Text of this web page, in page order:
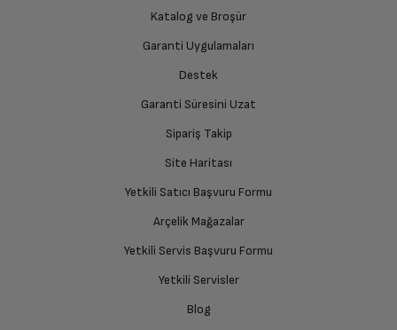
Katalog ve Broşür
Garanti Uygulamaları
Destek
Garanti Süresini Uzat
Sipariş Takip
Site Haritası
Yetkili Satıcı Başvuru Formu
Arçelik Mağazalar
Yetkili Servis Başvuru Formu
Yetkili Servisler
Blog